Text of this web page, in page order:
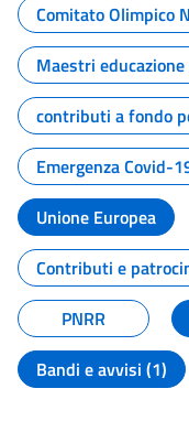
Comitato Olimpico
Maestri
contributi a fondo
Emergenza Covid-
Unione Europea
Contributi e
PNRR
Bandi e avvisi (1)